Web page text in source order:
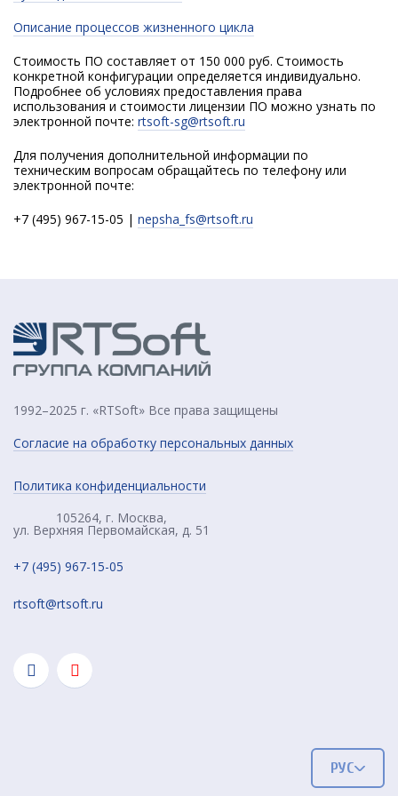
Описание процессов жизненного цикла
Стоимость ПО составляет от 150 000 руб. Стоимость
конкретной конфигурации определяется индивидуально.
Подробнее об условиях предоставления права
использования и стоимости лицензии ПО можно узнать по
электронной почте: rtsoft-sg@rtsoft.ru
Для получения дополнительной информации по
техническим вопросам обращайтесь по телефону или
электронной почте:
+7 (495) 967-15-05 | nepsha_fs@rtsoft.ru
1992–2025 г. «RTSoft» Все права защищены
Согласие на обработку персональных данных
Политика конфиденциальности
105264, г. Москва,
ул. Верхняя Первомайская, д. 51
+7 (495) 967-15-05
rtsoft@rtsoft.ru
РУС